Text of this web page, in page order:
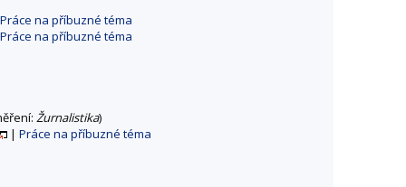
Práce na příbuzné téma
Práce na příbuzné téma
Žurnalistika)
| Práce na příbuzné téma